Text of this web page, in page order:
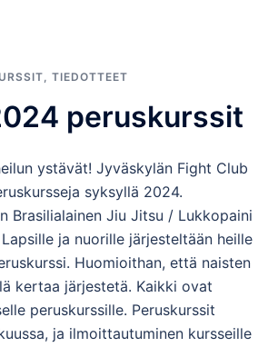
, TIEDOTTEET
peruskurssit
ystävät! Jyväskylän Fight Club
syksyllä 2024.
Brasilialainen Jiu Jitsu / Lukkopaini
ja nuorille järjesteltään heille
Huomioithan, että naisten
kertaa järjestetä. Kaikki ovat
peruskurssille. Peruskurssit
ja ilmoittautuminen kursseille